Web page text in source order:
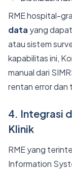
RME hospital-
data yang
atau sistem
kapabilitas ini,
manual dari
rentan error dan
4. Integrasi
Klinik
RME yang
Information